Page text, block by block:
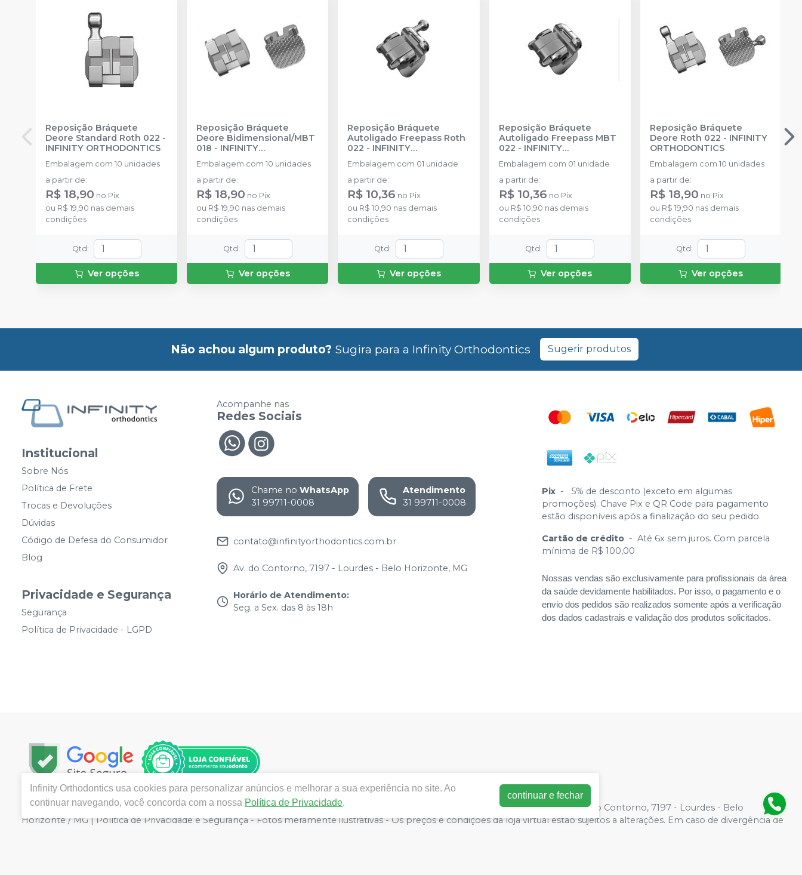
Reposição Bráquete
Deore Standard Roth 022 -
INFINITY ORTHODONTICS
Embalagem com 10 unidades
a partir de:
R$ 18,90 no Pix
ou R$ 19,90 nas demais
condições
Qtd :
Ver opções
Reposição Bráquete
Deore Bidimensional/MBT
018 - INFINITY
Embalagem com 10 unidades
a partir de:
R$ 18,90 no Pix
ou R$ 19,90 nas demais
condições
Qtd :
Ver opções
Reposição Bráquete
Autoligado Freepass Roth
022 - INFINITY
Embalagem com 01 unidade
a partir de:
R$ 10,36 no Pix
ou R$ 10,90 nas demais
condições
Qtd :
Ver opções
Reposição Bráquete
Autoligado Freepass MBT
022 - INFINITY
Embalagem com 01 unidade
a partir de:
R$ 10,36 no Pix
ou R$ 10,90 nas demais
condições
Qtd :
Ver opções
Reposição Bráquete
Deore Roth 022 - INFINITY
ORTHODONTICS
Embalagem com 10 unidades
a partir de:
R$ 18,90 no Pix
ou R$ 19,90 nas demais
condições
Qtd :
Ver opções
Não achou algum produto? Sugira para a Infinity Orthodontics Sugerir produtos
Institucional
Sobre Nós
Política de Frete
Trocas e Devoluções
Dúvidas
Código de Defesa do Consumidor
Blog
Privacidade e Segurança
Segurança
Política de Privacidade - LGPD
Acompanhe nas
Redes Sociais
Chame no WhatsApp
31 99711-0008
Atendimento
31 99711-0008
contato@infinityorthodontics.com.br
Av. do Contorno, 7197 - Lourdes - Belo Horizonte, MG
Horário de Atendimento:
Seg. a Sex. das 8 às 18h
Pix -
5% de desconto (exceto em algumas
promoções). Chave Pix e QR Code para pagamento
estão disponíveis após a finalização do seu pedido.
Cartão de crédito - Até 6x sem juros. Com parcela
mínima de R$ 100,00
Nossas vendas são exclusivamente para profissionais da área
da saúde devidamente habilitados. Por isso, o pagamento e o
envio dos pedidos são realizados somente após a verificação
dos dados cadastrais e validação dos produtos solicitados.
Copyright © 2024 | Todos os direitos reservados | www.infinityorthodontics.com.br | 25.940.099/0001-32| Av. do Contorno, 7197 - Lourdes - Belo
Horizonte / MG | Política de Privacidade e Segurança - Fotos meramente ilustrativas - Os preços e condições da loja virtual estão sujeitos a alterações. Em caso de divergência de
Infinity Orthodontics usa cookies para personalizar anúncios e melhorar a sua experiência no site. Ao
continuar navegando, você concorda com a nossa Política de Privacidade.
continuar e fechar